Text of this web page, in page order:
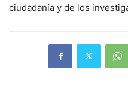
ciudadanía y de los